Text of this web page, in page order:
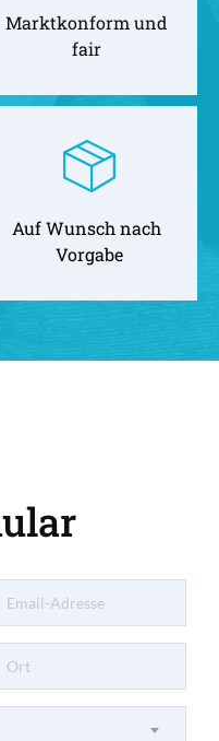
Marktkonform und
fair
Auf Wunsch nach
Vorgabe